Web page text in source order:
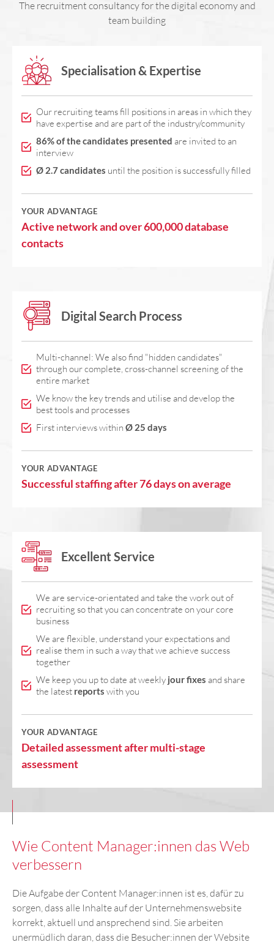
The recruitment consultancy for the digital economy and
team building
Specialisation & Expertise
Our recruiting teams fill positions in areas in which they
have expertise and are part of the industry/community
86% of the candidates presented are invited to an
interview
Ø 2.7 candidates until the position is successfully filled
YOUR ADVANTAGE
Active network and over 600,000 database
contacts
Digital Search Process
Multi-channel: We also find "hidden candidates"
through our complete, cross-channel screening of the
entire market
We know the key trends and utilise and develop the
best tools and processes
First interviews within Ø 25 days
YOUR ADVANTAGE
Successful staffing after 76 days on average
Excellent Service
We are service-orientated and take the work out of
recruiting so that you can concentrate on your core
business
We are flexible, understand your expectations and
realise them in such a way that we achieve success
together
We keep you up to date at weekly jour fixes and share
the latest reports with you
YOUR ADVANTAGE
Detailed assessment after multi-stage
assessment
Wie Content Manager:innen das Web
verbessern
Die Aufgabe der Content Manager:innen ist es, dafür zu
sorgen, dass alle Inhalte auf der Unternehmenswebsite
korrekt, aktuell und ansprechend sind. Sie arbeiten
unermüdlich daran, dass die Besucher:innen der Website